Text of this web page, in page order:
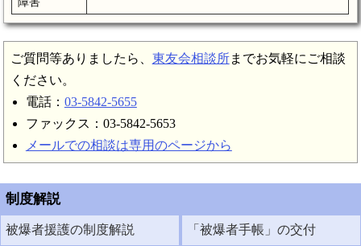
ご質問等ありましたら、 東友会相談所までお気軽にご相談
ください。
電話： 03-5842-5655
ファックス：03-5842-5653
メールでの相談は専用のページから
制度解説
被爆者援護の制度解説 「被爆者手帳」の交付